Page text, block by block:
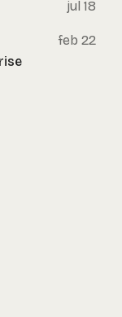
jul 18
feb 22